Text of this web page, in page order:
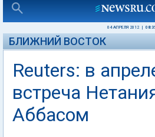
04 АПРЕЛЯ 2012
БЛИЖНИЙ ВОСТОК
Reuters: в
встреча
Аббасом